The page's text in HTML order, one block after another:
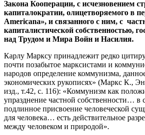
Закона Кооперации, с исчезновением
капиталократии, олицетворяемого в
Americana», и связанного с ним, с
капиталистической собственностью,
над Трудом и Мира Войн и Насилия.
Карлу Марксу принадлежит редко
почти позабытое марксистами и
народов определение коммунизма,
экономических рукописях» (Маркс К.,
изд., т.42, с. 116): «Коммунизм как
упразднение частной собственности… в
подлинное присвоение человеческой
для человека… есть действительное
между человеком и природой».